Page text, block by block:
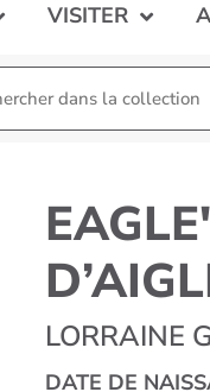
VISITER
LORRAINE
DATE DE